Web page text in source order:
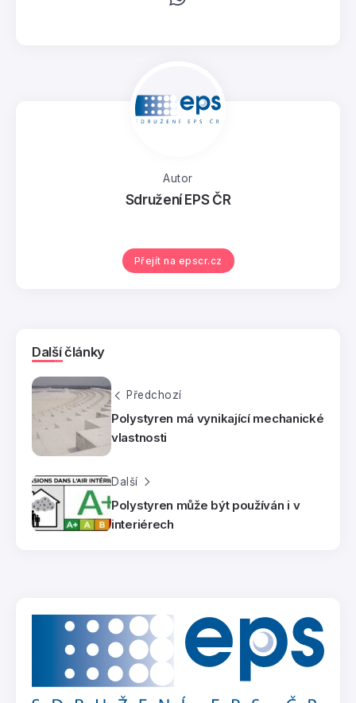
Autor
Sdružení EPS ČR
Přejít na epscr.cz
Další články
Předchozí
Polystyren má vynikající mechanické
vlastnosti
Další
Polystyren může být používán i v
interiérech